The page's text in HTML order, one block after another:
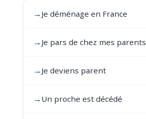
→ Je déménage en France
→ Je pars de chez mes parents
→ Je deviens parent
→ Un proche est décédé